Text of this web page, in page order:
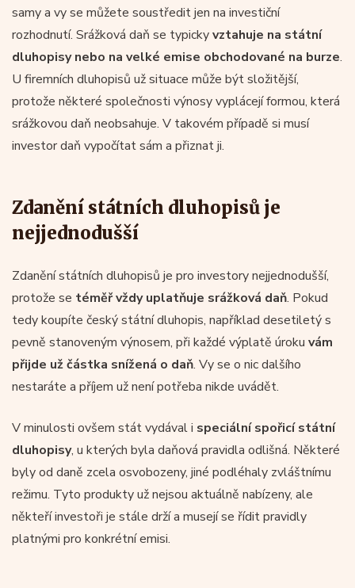
samy a vy se můžete soustředit jen na investiční
rozhodnutí. Srážková daň se typickyvztahuje na státní
dluhopisy nebo na velké emise obchodované na burze.
U firemních dluhopisů už situace může být složitější,
protože některé společnosti výnosy vyplácejí formou, která
srážkovou daň neobsahuje. V takovém případě si musí
investor daň vypočítat sám a přiznat ji.
Zdanění státních dluhopisů je
nejjednodušší
Zdanění státních dluhopisů je pro investory nejjednodušší,
protože se téměř vždy uplatňuje srážková daň. Pokud
tedy koupíte český státní dluhopis, například desetiletý s
pevně stanoveným výnosem, při každé výplatě úroku vám
přijde už částka snížená o daň. Vy se o nic dalšího
nestaráte a příjem už není potřeba nikde uvádět.
V minulosti ovšem stát vydával i speciální spořicí státní
dluhopisy, u kterých byla daňová pravidla odlišná. Některé
byly od daně zcela osvobozeny, jiné podléhaly zvláštnímu
režimu. Tyto produkty už nejsou aktuálně nabízeny, ale
někteří investoři je stále drží a musejí se řídit pravidly
platnými pro konkrétní emisi.